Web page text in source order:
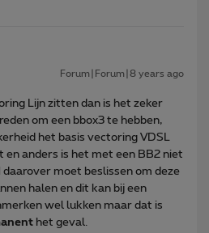
Forum|Forum|8 years ago
Lijn zitten dan is het zeker
om een bbox3 te hebben,
het basis vectoring VDSL
en anders is het met een BB2 niet
daarover moet beslissen om deze
halen en dit kan bij een
wel lukken maar dat is
het geval.